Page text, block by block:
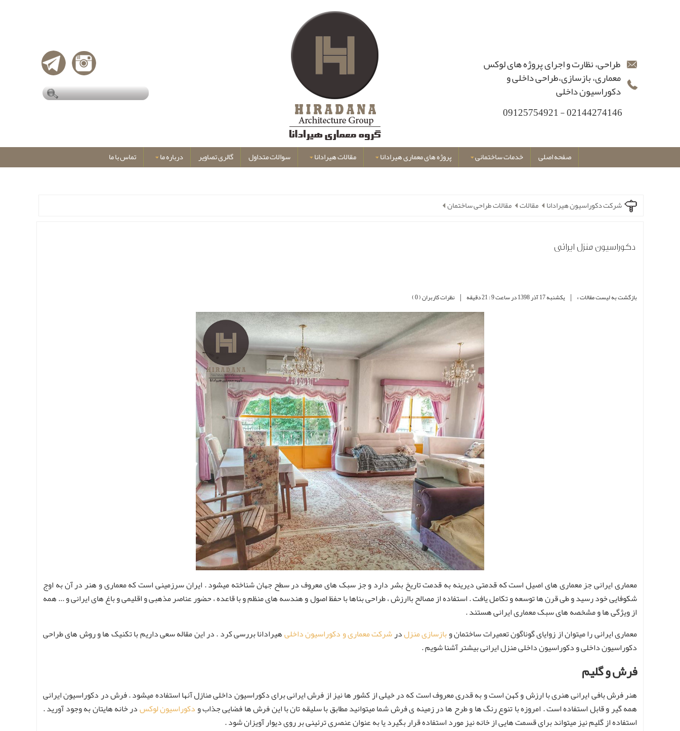
طراحی، نظارت و اجرای پروژه های لوکس
معماری، بازسازی،طراحی داخلی و
دکوراسیون داخلی
02144274146 - 09125754921
صفحه اصلی خدمات ساختمانی پروژه های معماری هیرادانا مقالات هیرادانا سوالات متداول گالری تصاویر درباره ما تماس با ما
شرکت دکوراسیون هیرادانا مقالات مقالات طراحی ساختمان
دکوراسیون منزل ایرانی
بازگشت به لیست مقالات » | یکشنبه 17 آذر 1398 در ساعت 9 : 21 دقیقه | نظرات کاربران ( 0 )
معماری ایرانی جز معماری های اصیل است که قدمتی دیرینه به قدمت تاریخ بشر دارد و جز سبک های معروف در سطح جهان شناخته میشود . ایران سرزمینی است که معماری و هنر در آن به اوج
شکوفایی خود رسید و طی قرن ها توسعه و تکامل یافت . استفاده از مصالح باارزش ، طراحی بناها با حفظ اصول و هندسه های منظم و با قاعده ، حضور عناصر مذهبی و اقلیمی و باغ های ایرانی و ... همه
از ویژگی ها و مشخصه های سبک معماری ایرانی هستند .
معماری ایرانی را میتوان از زوایای گوناگون تعمیرات ساختمان وبازسازی منزلدرشرکت معماری و دکوراسیون داخلیهیرادانا بررسی کرد . در این مقاله سعی داریم با تکنیک ها و روش های طراحی
دکوراسیون داخلی و دکوراسیون داخلی منزل ایرانی بیشتر آشنا شویم .
فرش و گلیم
هنر فرش بافی ایرانی هنری با ارزش و کهن است و به قدری معروف است که در خیلی از کشور ها نیز از فرش ایرانی برای دکوراسیون داخلی منازل آنها استفاده میشود . فرش در دکوراسیون ایرانی
همه گیر و قابل استفاده است . امروزه با تنوع رنگ ها و طرح ها در زمینه ی فرش شما میتوانید مطابق با سلیقه تان با این فرش ها فضایی جذاب ودکوراسیون لوکسدر خانه هایتان به وجود آورید .
استفاده از گلیم نیز میتواند برای قسمت هایی از خانه نیز مورد استفاده قرار بگیرد یا به عنوان عنصری ترئینی بر روی دیوار آویزان شود .